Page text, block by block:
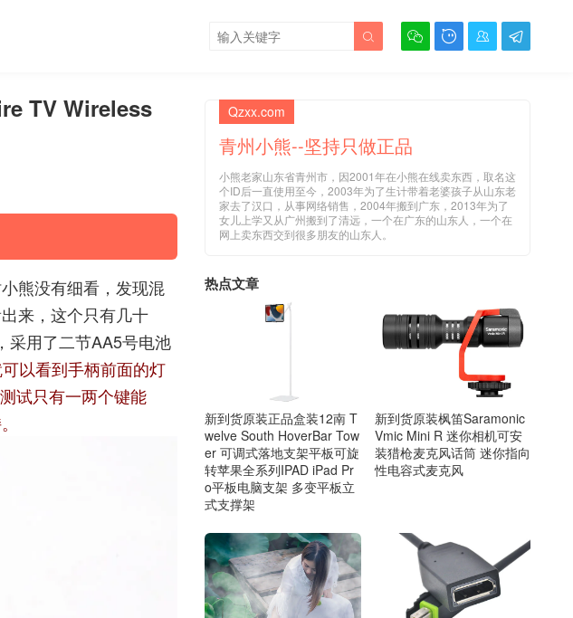
   

TV Wireless
熊没有细看，发现混
来，这个只有几十
采用了二节AA5号电池
以看到手柄前面的灯
试只有一两个键能
Qzxx.com
青州小熊--坚持只做正品
小熊老家山东省青州市，因2001年在小熊在线卖东西，取名这
个ID后一直使用至今，2003年为了生计带着老婆孩子从山东老
家去了汉口，从事网络销售，2004年搬到广东，2013年为了
女儿上学又从广州搬到了清远，一个在广东的山东人，一个在
网上卖东西交到很多朋友的山东人。
热点文章
新到货原装正品盒装12南 T
welve South HoverBar Tow
er 可调式落地支架平板可旋
转苹果全系列IPAD iPad Pr
o平板电脑支架 多变平板立
式支撑架
新到货原装枫笛Saramonic
Vmic Mini R 迷你相机可安
装猎枪麦克风话筒 迷你指向
性电容式麦克风